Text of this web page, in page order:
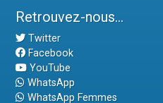
Retrouvez-nous...
Twitter
Facebook
YouTube
WhatsApp
WhatsApp Femmes